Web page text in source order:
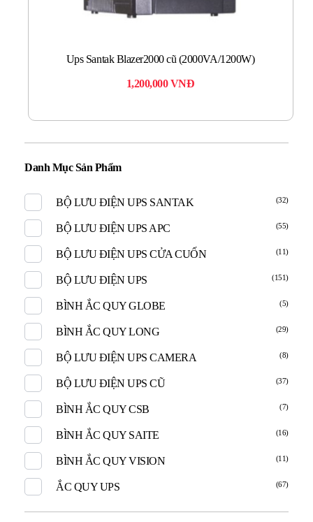
Ups Santak Blazer2000 cũ (2000VA/1200W)
1,200,000VNĐ
Danh Mục Sản Phẩm
BỘ LƯU ĐIỆN UPS SANTAK (32)
BỘ LƯU ĐIỆN UPS APC (55)
BỘ LƯU ĐIỆN UPS CỬA CUỐN (11)
BỘ LƯU ĐIỆN UPS (151)
BÌNH ẮC QUY GLOBE (5)
BÌNH ẮC QUY LONG (29)
BỘ LƯU ĐIỆN UPS CAMERA (8)
BỘ LƯU ĐIỆN UPS CŨ (37)
BÌNH ẮC QUY CSB (7)
BÌNH ẮC QUY SAITE (16)
BÌNH ẮC QUY VISION (11)
ẮC QUY UPS (67)